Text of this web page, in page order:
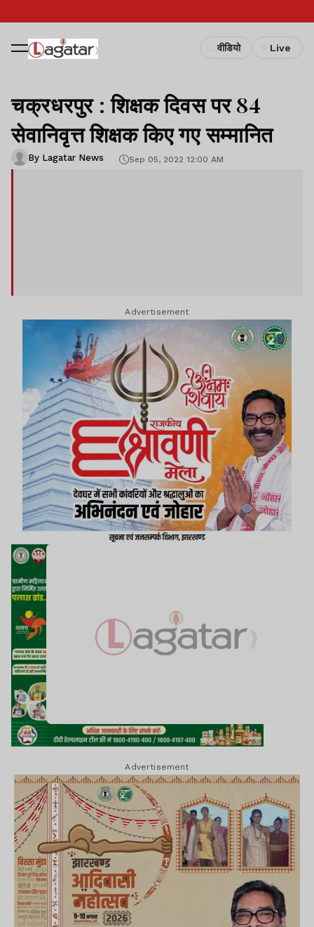
वीडियो Live
चक्रधरपुर : शिक्षक दिवस पर 84
सेवानिवृत्त शिक्षक किए गए सम्मानित
By Lagatar News Sep 05, 2022 12:00 AM
Advertisement
Advertisement